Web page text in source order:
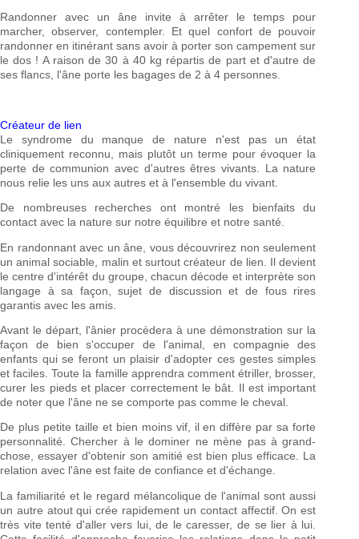
Randonner avec un âne invite à arrêter le temps pour
marcher, observer, contempler. Et quel confort de pouvoir
randonner en itinérant sans avoir à porter son campement sur
le dos ! A raison de 30 à 40 kg répartis de part et d'autre de
ses flancs, l'âne porte les bagages de 2 à 4 personnes.
Créateur de lien
Le syndrome du manque de nature n'est pas un état
cliniquement reconnu, mais plutôt un terme pour évoquer la
perte de communion avec d'autres êtres vivants. La nature
nous relie les uns aux autres et à l'ensemble du vivant.
De nombreuses recherches ont montré les bienfaits du
contact avec la nature sur notre équilibre et notre santé.
En randonnant avec un âne, vous découvrirez non seulement
un animal sociable, malin et surtout créateur de lien. Il devient
le centre d'intérêt du groupe, chacun décode et interprète son
langage à sa façon, sujet de discussion et de fous rires
garantis avec les amis.
Avant le départ, l'ânier procèdera à une démonstration sur la
façon de bien s'occuper de l'animal, en compagnie des
enfants qui se feront un plaisir d'adopter ces gestes simples
et faciles. Toute la famille apprendra comment étriller, brosser,
curer les pieds et placer correctement le bât. Il est important
de noter que l'âne ne se comporte pas comme le cheval.
De plus petite taille et bien moins vif, il en diffère par sa forte
personnalité. Chercher à le dominer ne mène pas à grand-
chose, essayer d'obtenir son amitié est bien plus efficace. La
relation avec l'âne est faite de confiance et d'échange.
La familiarité et le regard mélancolique de l'animal sont aussi
un autre atout qui crée rapidement un contact affectif. On est
très vite tenté d'aller vers lui, de le caresser, de se lier à lui.